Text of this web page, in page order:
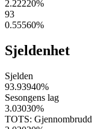
2.22220%
93
0.55560%
Sjeldenhet
Sjelden
93.93940%
Sesongens lag
3.03030%
TOTS: Gjennombrudd